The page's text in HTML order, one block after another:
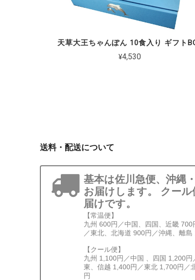
天草大王ちゃんぽん 10食入り ギフト
¥4,530
送料・配送について
基本は佐川急便、沖縄
お届けします。 クー
届けです。
【常温便】
九州 600円／中国、四国、近畿
／東北、北海道 900円／沖縄、離島
【クール便】
九州 1,100円／中国 、四国 1,200
東、信越 1,400円／東北 1,700円／
円